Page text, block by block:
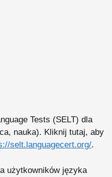
Tests (SELT) dla
nauka). Kliknij tutaj, aby
selt.languagecert.org/.
użytkowników języka